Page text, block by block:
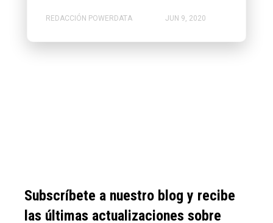
REDACCIÓN POWERDATA JUN 9, 2020
Subscríbete a nuestro blog y recibe
las últimas actualizaciones sobre